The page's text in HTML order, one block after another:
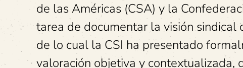
de las Américas (CSA) y la
tarea de documentar la visión
de lo cual la CSI ha presentado
valoración objetiva y contextualizada,